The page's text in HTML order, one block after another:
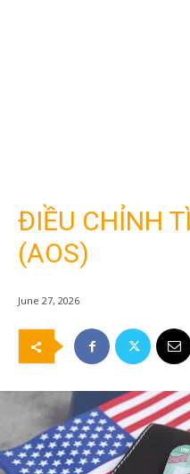
ĐIỀU CHỈNH
(AOS)
June 27, 2026